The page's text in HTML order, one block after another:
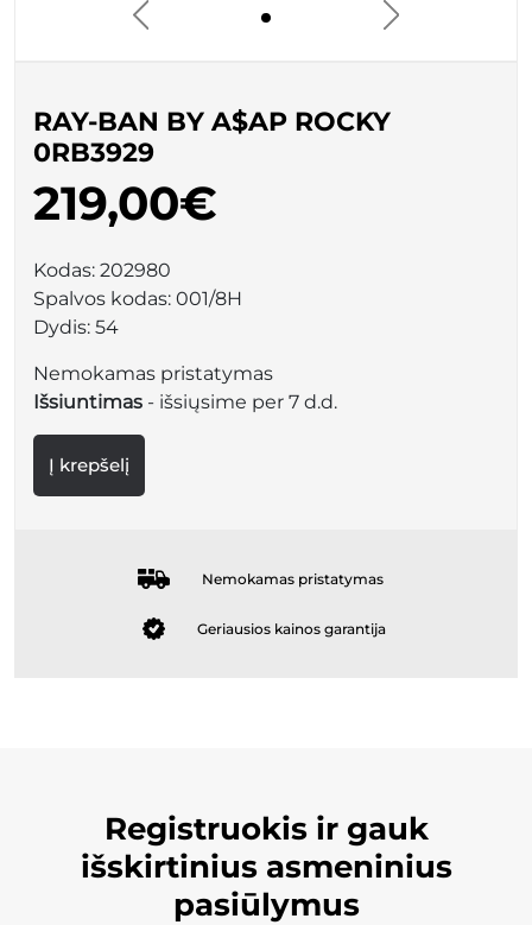
RAY-BAN BY A$AP ROCKY
0RB3929
219,00€
Kodas: 202980
Spalvos kodas: 001/8H
Dydis: 54
Nemokamas pristatymas
Išsiuntimas - išsiųsime per 7 d.d.
Į krepšelį
Nemokamas pristatymas
Geriausios kainos garantija
Registruokis ir gauk
išskirtinius asmeninius
pasiūlymus